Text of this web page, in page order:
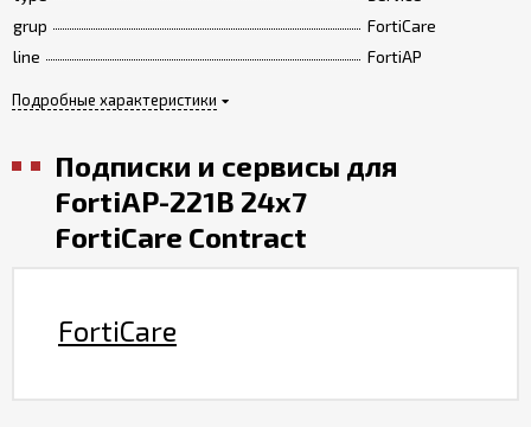
grup
FortiCare
line
FortiAP
Подробные характеристики
Подписки и сервисы для
FortiAP-221B 24x7
FortiCare Contract
FortiCare